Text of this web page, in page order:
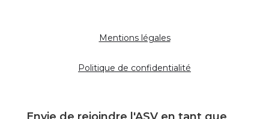
Mentions légales
Politique de confidentialité